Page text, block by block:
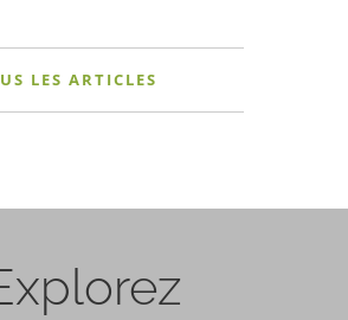
LES ARTICLES